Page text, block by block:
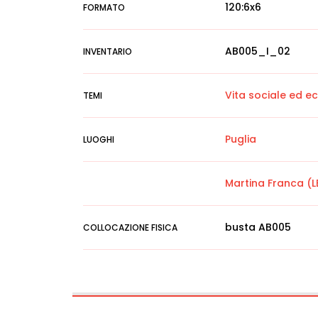
FORMATO 120:6x6
INVENTARIO AB005_I_02
TEMI Vita sociale ed
LUOGHI Puglia
Martina Franca
COLLOCAZIONE FISICA busta AB005